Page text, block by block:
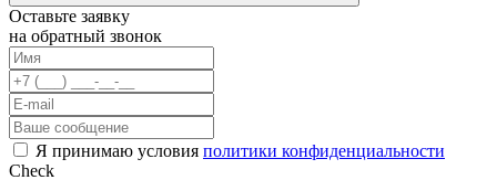
Оставьте заявку
на обратный звонок
Я принимаю условия политики конфиденциальности
Check